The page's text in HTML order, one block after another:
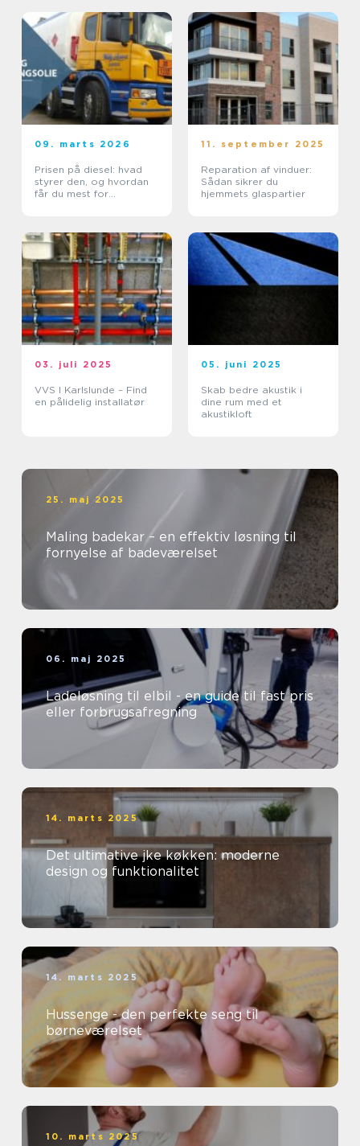
09. marts 2026
Prisen på diesel: hvad
styrer den, og hvordan
får du mest for
11. september 2025
Reparation af vinduer:
Sådan sikrer du
hjemmets glaspartier
03. juli 2025
VVS I Karlslunde – Find
en pålidelig installatør
05. juni 2025
Skab bedre akustik i
dine rum med et
akustikloft
25. maj 2025
Maling badekar – en effektiv løsning til
fornyelse af badeværelset
06. maj 2025
Ladeløsning til elbil - en guide til fast pris
eller forbrugsafregning
14. marts 2025
Det ultimative jke køkken: moderne
design og funktionalitet
14. marts 2025
Hussenge - den perfekte seng til
børneværelset
10. marts 2025